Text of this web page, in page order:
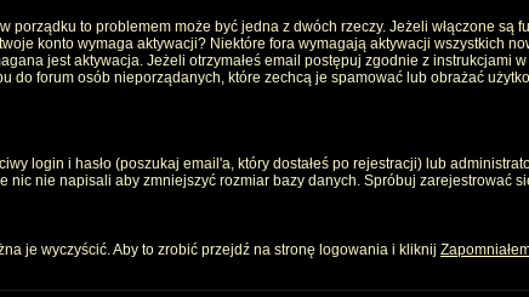
to problemem może być jedna z dwóch rzeczy. Jeżeli włączone są
konto wymaga aktywacji? Niektóre fora wymagają aktywacji wszystkich
jest aktywacja. Jeżeli otrzymałeś email postępuj zgodnie z instrukcjami
forum osób nieporządanych, które zechcą je spamować lub obrażać
login i hasło (poszukaj email'a, który dostałeś po rejestracji) lub
nic nie napisali aby zmniejszyć rozmiar bazy danych. Spróbuj zarejestrować
je wyczyścić. Aby to zrobić przejdź na stronę logowania i kliknij